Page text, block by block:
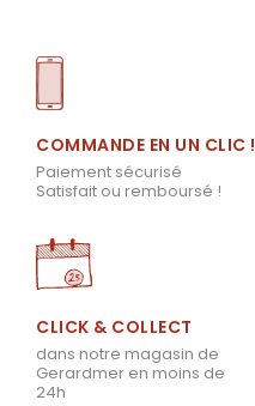
COMMANDE EN UN CLIC !
Paiement sécurisé
Satisfait ou remboursé !
CLICK & COLLECT
dans notre magasin de
Gerardmer en moins de
24h